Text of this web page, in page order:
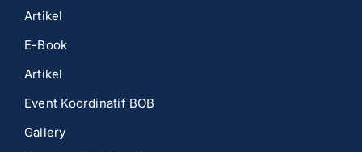
Artikel
E-Book
Artikel
Event Koordinatif BOB
Gallery